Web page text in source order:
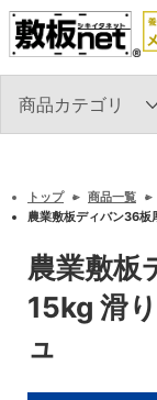
トップ 商品一覧
農業敷板ディバン36板
農業敷板
15kg 滑
ュ